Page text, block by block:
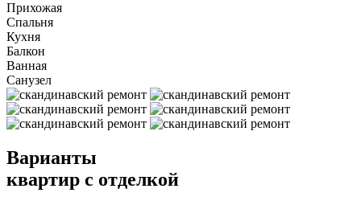
Прихожая
Спальня
Кухня
Балкон
Ванная
Санузел
Варианты
квартир с отделкой